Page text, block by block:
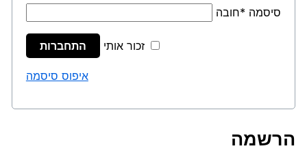
סיסמה*חובה
זכור אותי התחברות
איפוס סיסמה
הרשמה